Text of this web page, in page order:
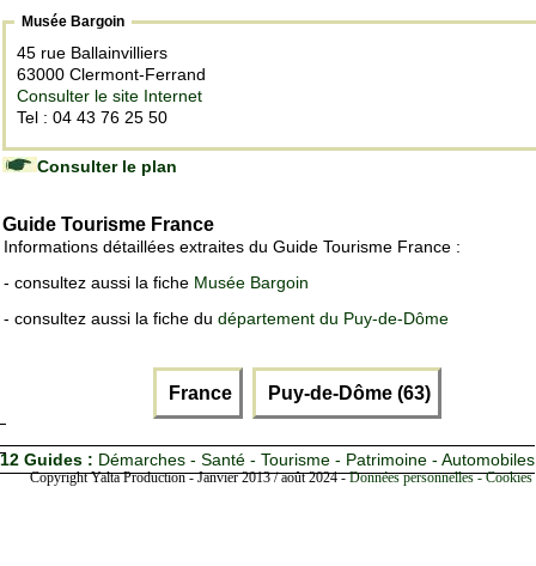
Musée Bargoin
45 rue Ballainvilliers
63000 Clermont-Ferrand
Consulter le site Internet
Tel : 04 43 76 25 50
Consulter le plan
Guide Tourisme France
Informations détaillées extraites du Guide Tourisme France :
- consultez aussi la fiche Musée Bargoin
- consultez aussi la fiche du département du Puy-de-Dôme
France Puy-de-Dôme (63)
12 Guides : Démarches - Santé - Tourisme - Patrimoine - Automobiles
Copyright Yalta Production - Janvier 2013 / août 2024 -Données personnelles -